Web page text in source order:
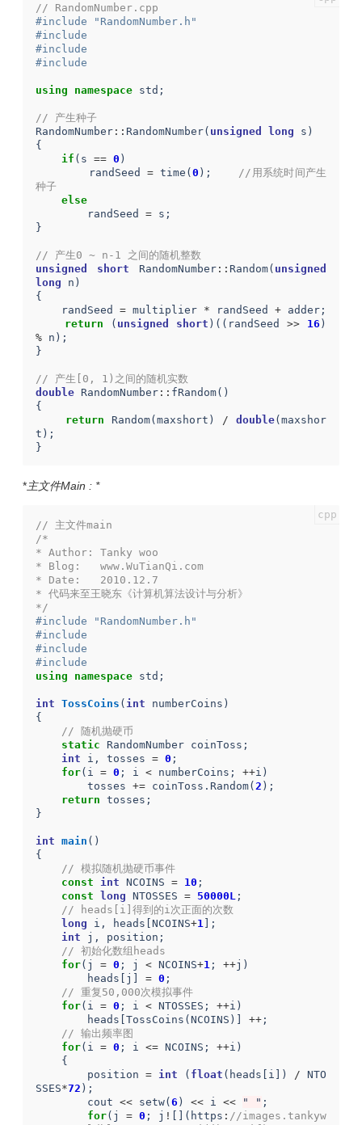
// RandomNumber.cpp
#include "RandomNumber.h"
#include
#include
#include
using namespace std ;
// 产生种子
RandomNumber :: RandomNumber( unsigned long s )
{
if ( s == 0 )
randSeed
= time (0 );
//用系统时间产生
种子
else
randSeed
= s ;
}
// 产生0 ~ n-1 之间的随机整数
unsigned
short RandomNumber :: Random( unsigned
long
n )
{
randSeed
= multiplier * randSeed + adder ;
return
( unsigned short )(( randSeed >> 16 )
% n );
}
// 产生[0, 1)之间的随机实数
double RandomNumber :: fRandom()
{
return
Random( maxshort ) / double(maxshor
t );
}
*主文件Main : *
// 主文件main
/*
* Author: Tanky woo
* Blog:   www.WuTianQi.com
* Date:   2010.12.7
* 代码来至王晓东《计算机算法设计与分析》
*/
#include "RandomNumber.h"
#include
#include
#include
using
namespace std ;
int TossCoins ( int numberCoins )
{
// 随机抛硬币
static
RandomNumber coinToss ;
int
i , tosses = 0 ;
for( i = 0 ; i < numberCoins ; ++i )
tosses += coinToss . Random( 2 );
return tosses ;
}
int main ()
{
// 模拟随机抛硬币事件
const
int NCOINS = 10 ;
const
long NTOSSES = 50000L ;
// heads[i]得到的i次正面的次数
long
i , heads NCOINS+1 ];
int
j , position ;
// 初始化数组heads
for( j = 0 ; j < NCOINS+1 ; ++j )
heads
j = 0 ;
// 重复50,000次模拟事件
for( i = 0 ; i < NTOSSES ; ++i )
heads TossCoins ( NCOINS )] ++ ;
// 输出频率图
for( i = 0 ; i <= NCOINS ; ++i )
{
position = int ( float ( heads i ]) / NTO
SSES*72 );
cout << setw( 6 ) << i << " " ;
for( j = 0 ; j ! []( https : //images.tankyw